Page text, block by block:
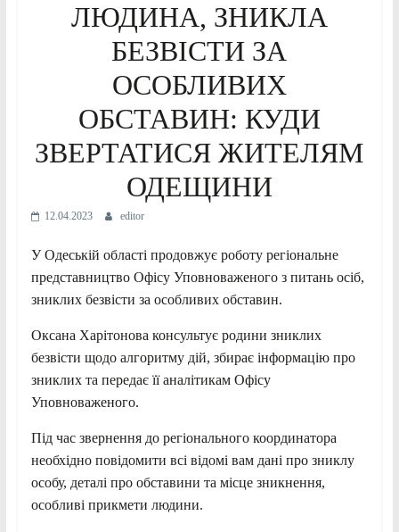
ЛЮДИНА, ЗНИКЛА
БЕЗВІСТИ ЗА
ОСОБЛИВИХ
ОБСТАВИН: КУДИ
ЗВЕРТАТИСЯ ЖИТЕЛЯМ
ОДЕЩИНИ
12.04.2023 editor
У Одеській області продовжує роботу регіональне
представництво Офісу Уповноваженого з питань осіб,
зниклих безвісти за особливих обставин.
Оксана Харітонова консультує родини зниклих
безвісти щодо алгоритму дій, збирає інформацію про
зниклих та передає її аналітикам Офісу
Уповноваженого.
Під час звернення до регіонального координатора
необхідно повідомити всі відомі вам дані про зниклу
особу, деталі про обставини та місце зникнення,
особливі прикмети людини.